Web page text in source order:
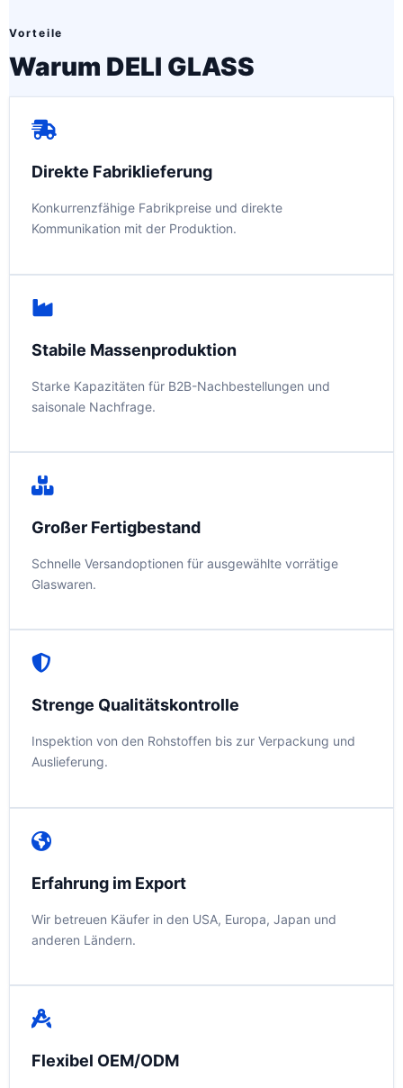
Vorteile
Warum DELI GLASS
Direkte Fabriklieferung
Konkurrenzfähige Fabrikpreise und direkte
Kommunikation mit der Produktion.
Stabile Massenproduktion
Starke Kapazitäten für B2B-Nachbestellungen und
saisonale Nachfrage.
Großer Fertigbestand
Schnelle Versandoptionen für ausgewählte vorrätige
Glaswaren.
Strenge Qualitätskontrolle
Inspektion von den Rohstoffen bis zur Verpackung und
Auslieferung.
Erfahrung im Export
Wir betreuen Käufer in den USA, Europa, Japan und
anderen Ländern.
Flexibel OEM/ODM